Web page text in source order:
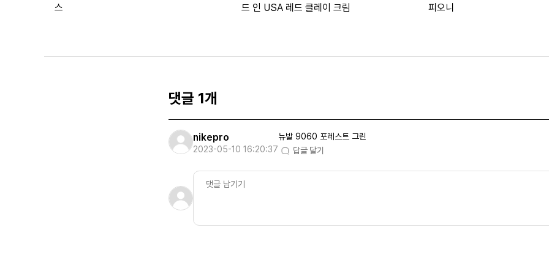
스
드 인 USA 레드 클레이 크림
피오니
댓글 1개
nikepro
2023-05-10 16:20:37
뉴발 9060 포레스트 그린
답글 달기